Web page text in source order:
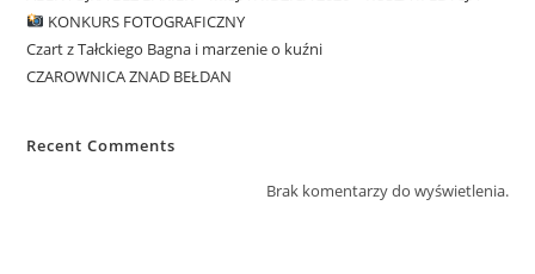
KONKURS FOTOGRAFICZNY
Czart z Tałckiego Bagna i marzenie o kuźni
CZAROWNICA ZNAD BEŁDAN
Recent Comments
Brak komentarzy do wyświetlenia.